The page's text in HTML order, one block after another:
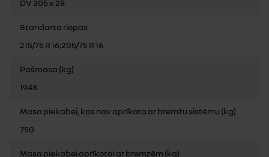
DV 305 x 28
Standarta riepas
215/75 R 16;205/75 R 16
Pašmasa (kg)
1943
Masa piekabei, kas nav aprīkota ar bremžu sistēmu (kg)
750
Masa piekabei aprīkotai ar bremzēm (kg)